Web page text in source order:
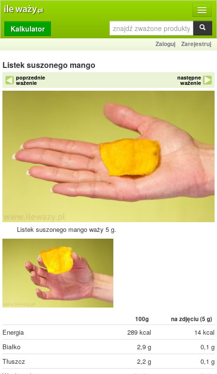
Produkty
Dziennik
Przelicznik
Porównywarka
O stronie
Kontakt
Kalkulator
Zaloguj Zarejestruj
Listek suszonego mango
poprzednie
ważenie
następne
ważenie
Listek suszonego mango waży 5 g.
100g na zdjęciu (5 g)
Energia 289 kcal
14 kcal
Białko
2,9 g
0,1 g
Tłuszcz
2,2 g
0,1 g